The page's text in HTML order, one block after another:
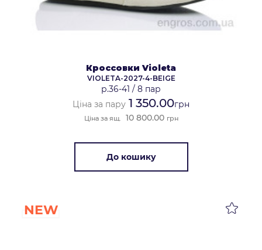
Кроссовки Violeta
VIOLETA-2027-4-BEIGE
р.36-41 / 8 пар
Ціна за пару 1 350.00грн
Ціна за ящ. 10 800.00 грн
До кошику
NEW